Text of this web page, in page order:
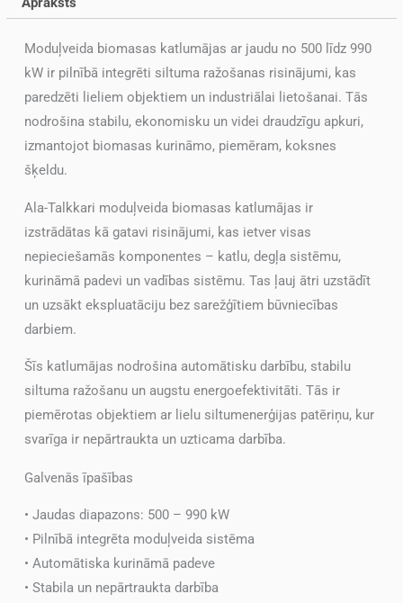
Moduļveida biomasas katlumājas ar jaudu no 500 līdz 990
kW ir pilnībā integrēti siltuma ražošanas risinājumi, kas
paredzēti lieliem objektiem un industriālai lietošanai. Tās
nodrošina stabilu, ekonomisku un videi draudzīgu apkuri,
izmantojot biomasas kurināmo, piemēram, koksnes
šķeldu.
Ala-Talkkari moduļveida biomasas katlumājas ir
izstrādātas kā gatavi risinājumi, kas ietver visas
nepieciešamās komponentes – katlu, degļa sistēmu,
kurināmā padevi un vadības sistēmu. Tas ļauj ātri uzstādīt
un uzsākt ekspluatāciju bez sarežģītiem būvniecības
darbiem.
Šīs katlumājas nodrošina automātisku darbību, stabilu
siltuma ražošanu un augstu energoefektivitāti. Tās ir
piemērotas objektiem ar lielu siltumenerģijas patēriņu, kur
svarīga ir nepārtraukta un uzticama darbība.
Galvenās īpašības
• Jaudas diapazons: 500 – 990 kW
• Pilnībā integrēta moduļveida sistēma
• Automātiska kurināmā padeve
• Stabila un nepārtraukta darbība